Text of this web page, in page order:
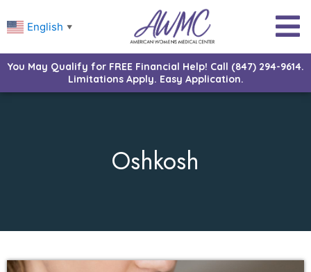
English ▼
You May Qualify for FREE Financial Help! Call (847) 294-9614.
Limitations Apply. Easy Application.
Oshkosh